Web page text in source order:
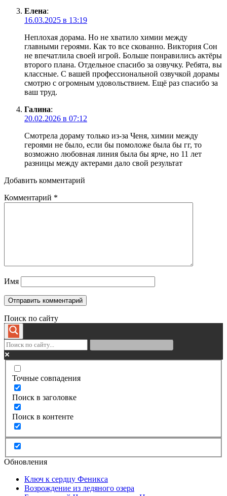
Елена:
16.03.2025 в 13:19
Неплохая дорама. Но не хватило химии между
главными героями. Как то все скованно. Виктория Сон
не впечатлила своей игрой. Больше понравились актёры
второго плана. Отдельное спасибо за озвучку. Ребята, вы
классные. С вашей профессиональной озвучкой дорамы
смотрю с огромным удовольствием. Ещё раз спасибо за
ваш труд.
Галина:
20.02.2026 в 07:12
Смотрела дораму только из-за Ченя, химии между
героями не было, если бы помоложе была бы гг, то
возможно любовная линия была бы ярче, но 11 лет
разницы между актерами дало свой результат
Добавить комментарий
Комментарий *
Имя
Поиск по сайту
Точные совпадения
Поиск в заголовке
Поиск в контенте
Обновления
Ключ к сердцу Феникса
Возрождение из ледяного озера